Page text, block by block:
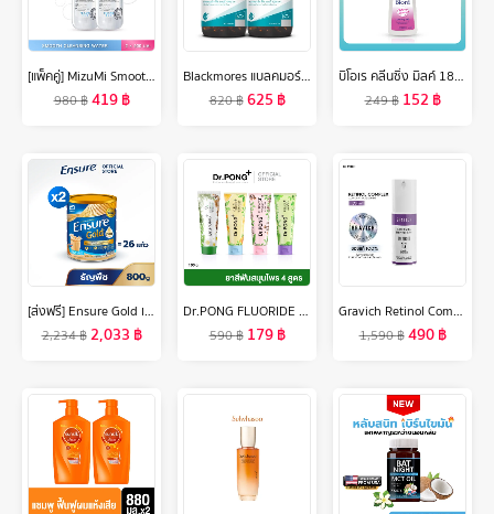
[แพ็คคู่] MizuMi Smooth Cleansing Water 500ml คลีนซิ่งวอเตอร์ สลายเมคอัพ สัมผัสนุ่มลื่น ปกป้องการเกิดริ้วรอย ผิวแพ้ง่าย
980฿419฿
Blackmores แบลคมอร์ส ฟิช ออย 1000 มก. 80 แคปซูล แพ็คคู่
820฿625 ฿
บิโอเร คลีนซิ่ง มิลค์ 180 มล Biore Cleansing Milk 180 ml ล้างเครื่องสำอาง
249฿ 152฿
[ส่งฟรี] Ensure Gold เอนชัวร์ โกลด์ กลิ่นธัญพืช 800g 2 กระป๋อง Ensure Gold Wheat 800g x2
2,234฿2,033 ฿
Dr.PONG FLUORIDE TOOTHPASTE ยาสีฟันสมุนไพร 4 สูตร
590฿ 179฿
Gravich Retinol Complex Concentrate Serum 30 ml
1,590฿490฿